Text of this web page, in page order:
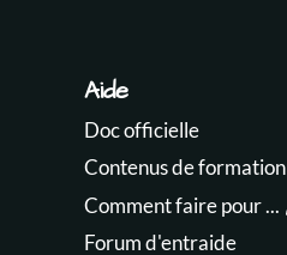
Aide
Doc officielle
Contenus de formation
Comment faire pour ...
Forum d'entraide